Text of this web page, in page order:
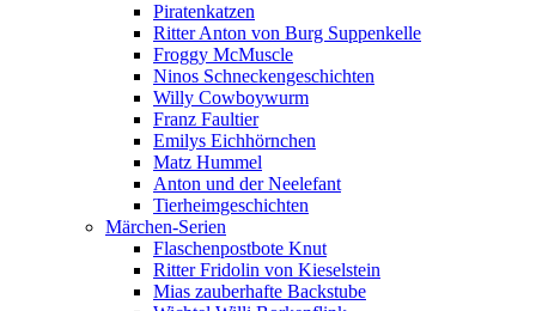
Piratenkatzen
Ritter Anton von Burg Suppenkelle
Froggy McMuscle
Ninos Schneckengeschichten
Willy Cowboywurm
Franz Faultier
Emilys Eichhörnchen
Matz Hummel
Anton und der Neelefant
Tierheimgeschichten
Märchen-Serien
Flaschenpostbote Knut
Ritter Fridolin von Kieselstein
Mias zauberhafte Backstube